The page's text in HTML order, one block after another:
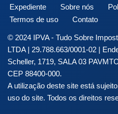
Expediente Sobre nós
Termos de uso
Contato
© 2024 IPVA - Tudo Sobre
LTDA | 29.788.663/0001-02 |
Scheller, 1719, SALA 03
CEP 88400-000.
A utilização deste site está
uso do site. Todos os direitos